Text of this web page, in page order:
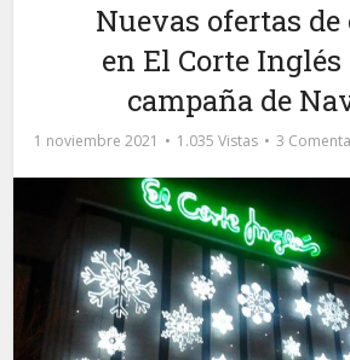
Nuevas ofertas de
en El Corte
campaña de
1 noviembre 2021 1.035 Vistas 3